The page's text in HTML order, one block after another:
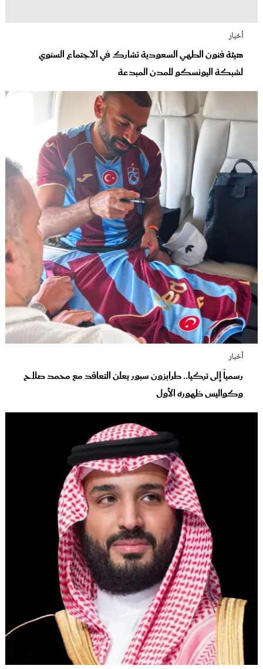
أخبار
هيئة فنون الطهي السعودية تشارك في الاجتماع السنوي
لشبكة اليونسكو للمدن المبدعة
أخبار
رسمياً إلى تركيا.. طرابزون سبور يعلن التعاقد مع محمد صلاح
وكواليس ظهوره الأول